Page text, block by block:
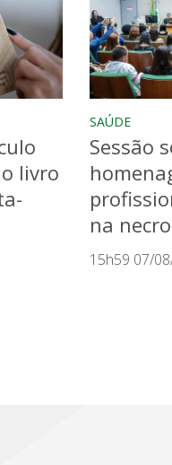
livro
SAÚDE
Sessão
na
15h59 07/